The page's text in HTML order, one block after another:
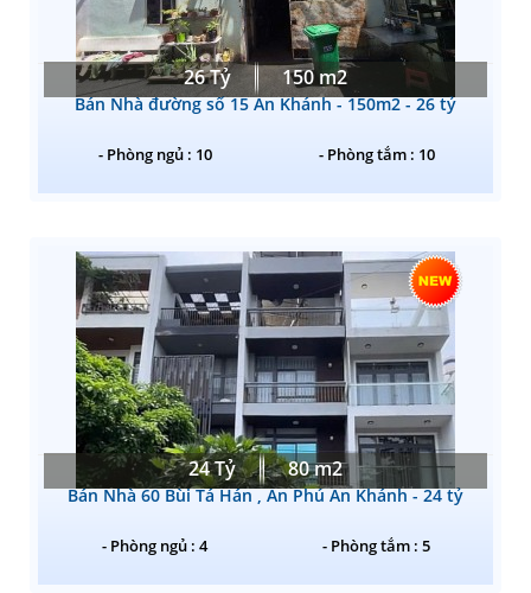
26 Tỷ 150 m2
Bán Nhà đường số 15 An Khánh - 150m2 - 26 tỷ
- Phòng ngủ : 10 - Phòng tắm : 10
24 Tỷ 80 m2
Bán Nhà 60 Bùi Tá Hán , An Phú An Khánh - 24 tỷ
- Phòng ngủ : 4 - Phòng tắm : 5